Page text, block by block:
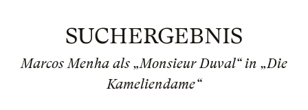
SUCHERGEBNIS
Marcos Menha als „Monsieur Duval“ in „Die
Kameliendame“